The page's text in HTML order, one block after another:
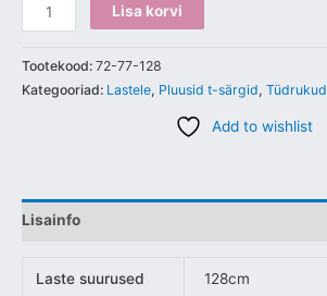
Lisa korvi
Tootekood: 72-77-128
Kategooriad: Lastele, Pluusid t-särgid, Tüdrukud
Add to wishlist
Lisainfo
Laste suurused 128cm